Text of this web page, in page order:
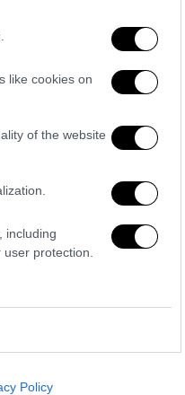
like cookies on
of the website
including
protection.
Policy
τόσο